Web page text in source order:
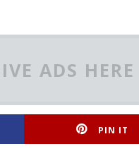
ADS HERE
PIN IT